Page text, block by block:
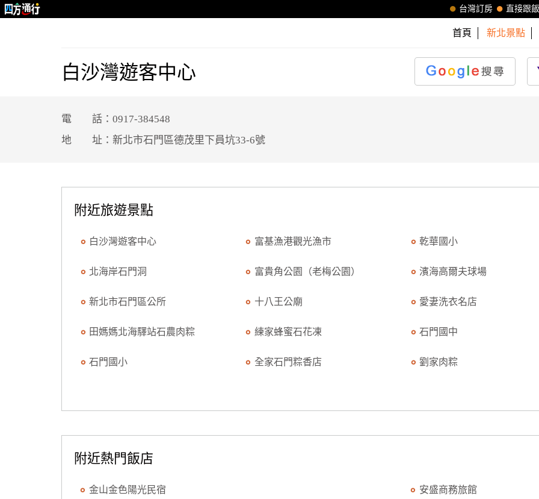
直接跟
台灣訂房
首頁 新北景點
白沙灣遊客中心
電 話：0917-384548
地 址：新北市石門區德茂里下員坑33-6號
附近旅遊景點
白沙灣遊客中心 富基漁港觀光漁市 乾華國小
北海岸石門洞 富貴角公園（老梅公園） 濱海高爾夫球場
新北市石門區公所 十八王公廟 愛妻洗衣名店
田媽媽北海驛站石農肉粽 練家蜂蜜石花凍 石門國中
石門國小 全家石門粽香店 劉家肉粽
附近熱門飯店
金山金色陽光民宿 安盛商務旅館